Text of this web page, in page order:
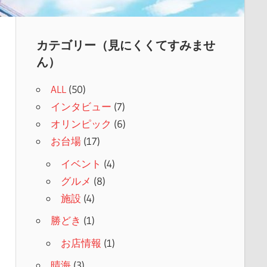
カテゴリー（見にくくてすみませ
ん）
ALL(50)
インタビュー (7)
オリンピック (6)
お台場(17)
イベント (4)
グルメ (8)
施設 (4)
勝どき (1)
お店情報 (1)